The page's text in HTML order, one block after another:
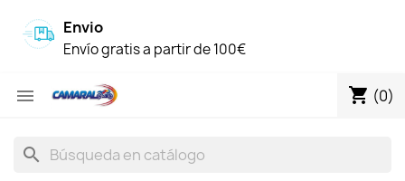
Envio
Envío gratis a partir de 100€
 shopping_cart (0)
search